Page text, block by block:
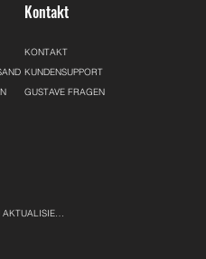
Kontakt
KONTAKT
KUNDENSUPPORT
GUSTAVE FRAGEN